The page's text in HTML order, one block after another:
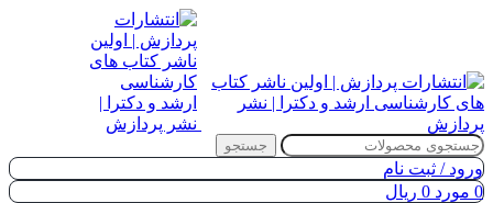
جستجو
ورود / ثبت نام
0 مورد 0 ریال